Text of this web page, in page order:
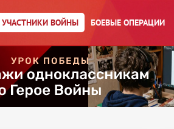
УЧАСТНИКИ ВОЙНЫ БОЕВЫЕ ОПЕРАЦИИ
Рустик Борисович
Красного Знамени
награждении